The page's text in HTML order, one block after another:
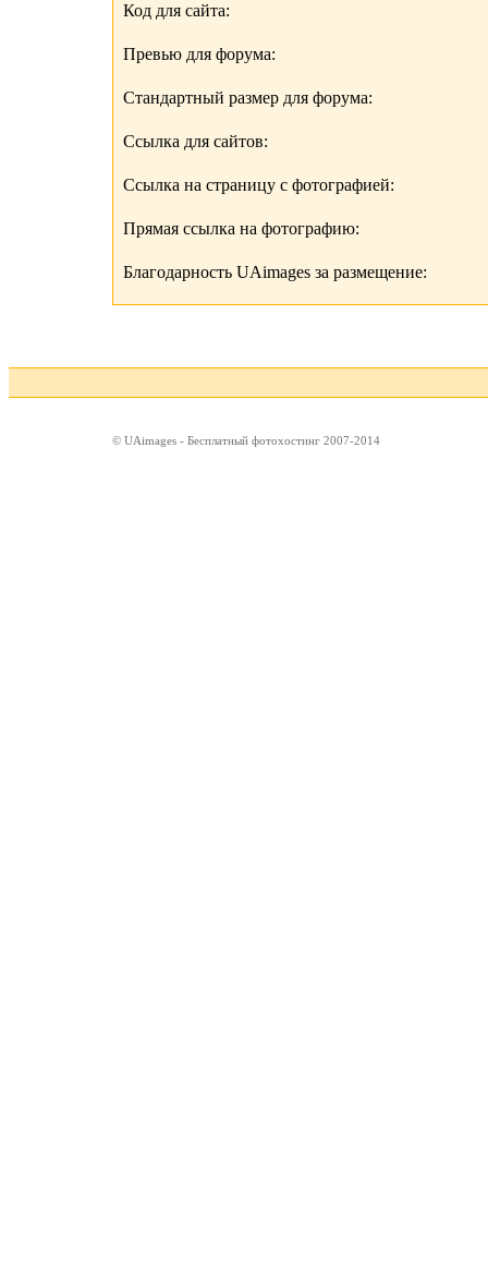
Код для сайта:
Превью для форума:
Стандартный размер для форума:
Ссылка для сайтов:
Ссылка на страницу с фотографией:
Прямая ссылка на фотографию:
Благодарность UAimages за размещение:
© UAimages - Бесплатный фотохостинг 2007-2014